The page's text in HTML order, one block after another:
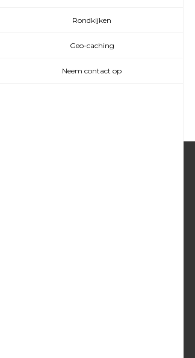
Rondkijken
Geo-caching
Neem contact op